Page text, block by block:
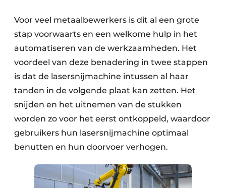
Voor veel metaalbewerkers is dit al een grote
stap voorwaarts en een welkome hulp in het
automatiseren van de werkzaamheden. Het
voordeel van deze benadering in twee stappen
is dat de lasersnijmachine intussen al haar
tanden in de volgende plaat kan zetten. Het
snijden en het uitnemen van de stukken
worden zo voor het eerst ontkoppeld, waardoor
gebruikers hun lasersnijmachine optimaal
benutten en hun doorvoer verhogen.